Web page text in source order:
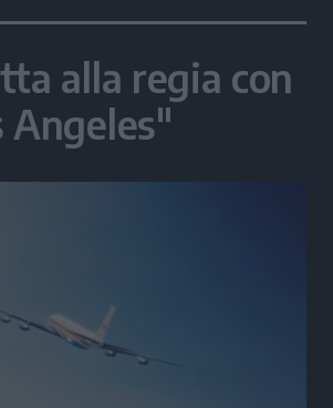
alla regia con